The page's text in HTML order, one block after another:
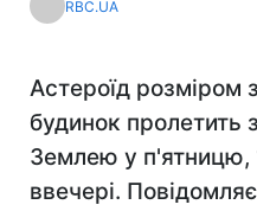
RBC.UA
Астероїд розміром
будинок пролетить
Землею у п'ятницю,
ввечері.